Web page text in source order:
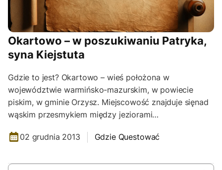
Okartowo – w poszukiwaniu Patryka,
syna Kiejstuta
Gdzie to jest? Okartowo – wieś położona w
województwie warmińsko-mazurskim, w powiecie
piskim, w gminie Orzysz. Miejscowość znajduje sięnad
wąskim przesmykiem między jeziorami…
02 grudnia 2013 Gdzie Questować